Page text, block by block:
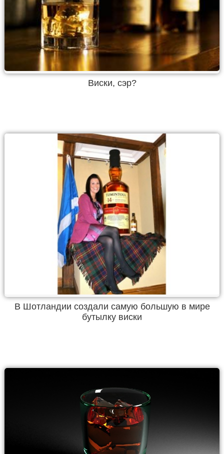
Виски, сэр?
В Шотландии создали самую большую в мире
бутылку виски